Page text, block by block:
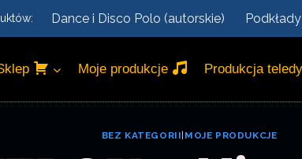
Dance i Disco Polo (autorskie)
Moje produkcje Produkcja
BEZ KATEGORII MOJE PRODUKCJE